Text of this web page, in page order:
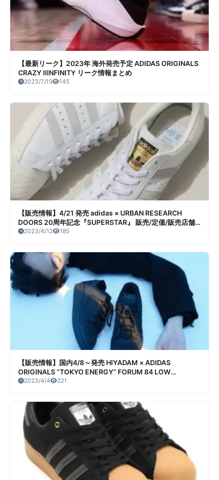
【最新リーク】2023年 海外発売予定 ADIDAS ORIGINALS
CRAZY IIINFINITY リーク情報まとめ
2023/7/15 145
【販売情報】4/21 発売 adidas × URBAN RESEARCH
DOORS 20周年記念『SUPERSTAR』 販売/定価/販売店舗
まとめ
2023/4/12 185
【販売情報】国内4/8～発売 HIYADAM × ADIDAS
ORIGINALS “TOKYO ENERGY” FORUM 84 LOW
2COLORS 販売/定価/店舗まとめ
2023/4/4 221